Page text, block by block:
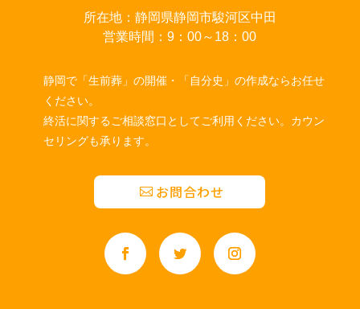
所在地：静岡県静岡市駿河区中田
営業時間：9：00～18：00
静岡で「生前葬」の開催・「自分史」の作成ならお任せ
ください。
終活に関するご相談窓口としてご利用ください。カウン
セリングも承ります。
お問合わせ